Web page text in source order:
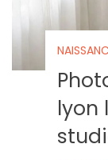
lyon